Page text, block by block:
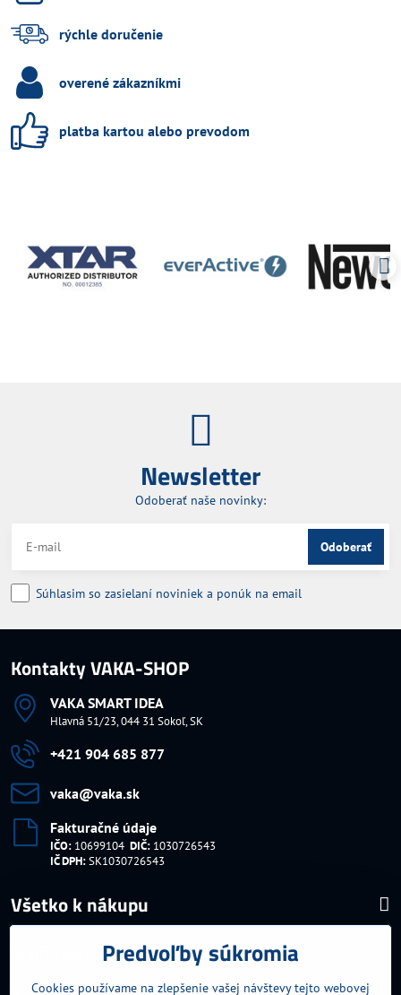
rýchle doručenie
overené zákazníkmi
platba kartou alebo prevodom
Newsletter
Odoberať naše novinky:
Odoberať
Súhlasim so zasielaní noviniek a ponúk na email
Kontakty VAKA-SHOP
VAKA SMART IDEA
Hlavná 51/23, 044 31 Sokoľ, SK
+421 904 685 877
vaka​@vaka​.sk
Fakturačné údaje
IČO: 10699104 DIČ: 1030726543
IČ DPH:SK1030726543
Všetko k nákupu
Najnavštevovanejšie kategórie
Predvoľby súkromia
Cookies používame na zlepšenie vašej návštevy tejto webovej